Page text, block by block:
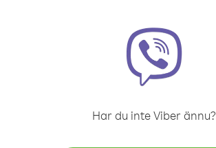
Har du inte Viber ännu?